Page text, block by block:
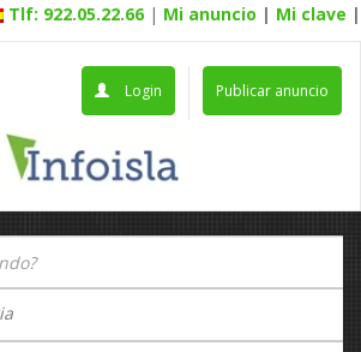
Tlf: 922.05.22.66 | Mi anuncio | Mi clave |
Publicar anuncio
Login